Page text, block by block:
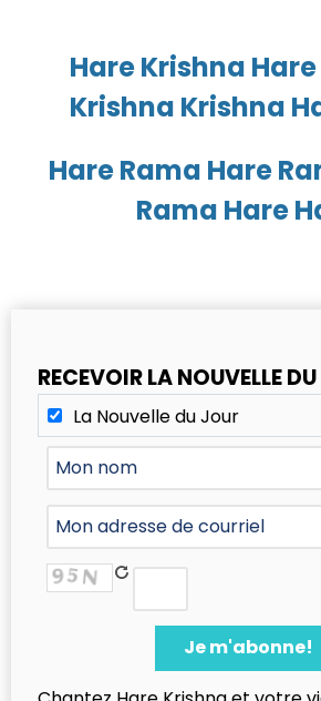
Hare Krishna
Krishna Krishna
Hare Rama Hare
Rama Hare
RECEVOIR LA NOUVELLE
La Nouvelle du Jour